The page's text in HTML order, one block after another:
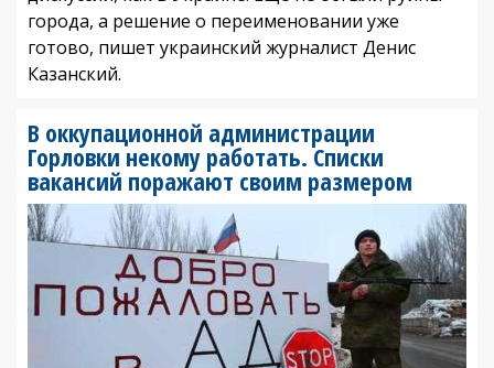
города, а решение о переименовании уже
готово, пишет украинский журналист Денис
Казанский.
В оккупационной администрации
Горловки некому работать. Списки
вакансий поражают своим размером